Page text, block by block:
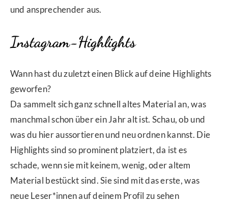
und ansprechender aus.
Instagram-Highlights
Wann hast du zuletzt einen Blick auf deine Highlights
geworfen?
Da sammelt sich ganz schnell altes Material an, was
manchmal schon über ein Jahr alt ist. Schau, ob und
was du hier aussortieren und neu ordnen kannst. Die
Highlights sind so prominent platziert, da ist es
schade, wenn sie mit keinem, wenig, oder altem
Material bestückt sind. Sie sind mit das erste, was
neue Leser*innen auf deinem Profil zu sehen